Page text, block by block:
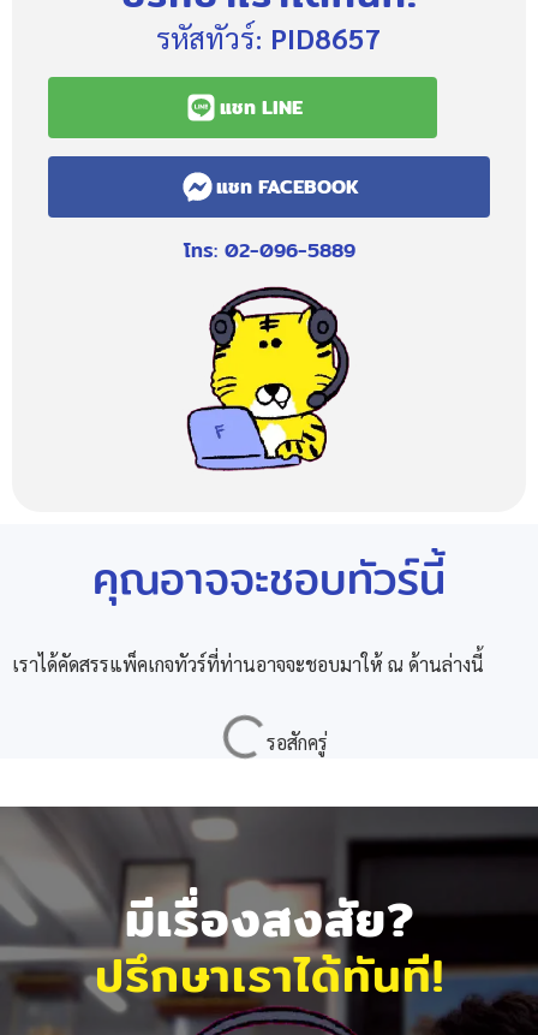
รหัสทัวร์: PID8657
แชท LINE
แชท FACEBOOK
โทร: 02-096-5889
คุณอาจจะชอบทัวร์นี้
เราได้คัดสรรแพ็คเกจทัวร์ที่ท่านอาจจะชอบมาให้ ณ ด้านล่างนี้
มีเรื่องสงสัย?
ปรึกษาเราได้ทันที!